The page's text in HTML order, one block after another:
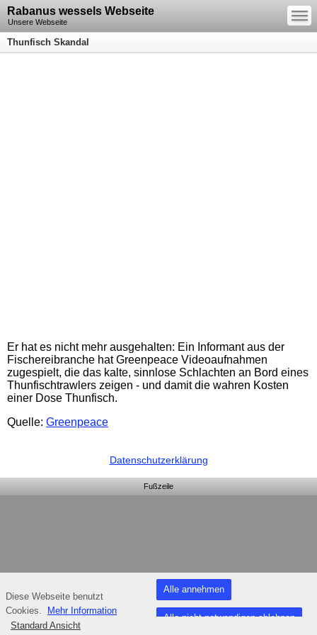
Rabanus wessels Webseite
Unsere Webseite
—
—
—
Thunfisch Skandal
Er hat es nicht mehr ausgehalten: Ein Informant aus der
Fischereibranche hatGreenpeace Videoaufnahmen
zugespielt, die das kalte, sinnlose Schlachten an Bord eines
Thunfischtrawlers zeigen - und damit die wahren Kosten
einer Dose Thunfisch.
Quelle: Greenpeace
Datenschutzerklärung
Fußzeile
Standard Ansicht
Diese Webseite benutzt
Cookies.
Mehr Information
Alle annehmen
Alle nicht notwendigen ablehnen